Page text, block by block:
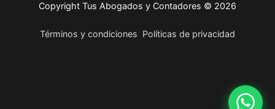
Copyright Tus Abogados y Contadores © 2026
Términos y condiciones Políticas de privacidad